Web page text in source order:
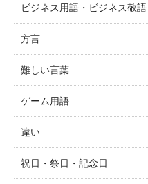
ビジネス用語・ビジネス敬語
方言
難しい言葉
ゲーム用語
違い
祝日・祭日・記念日